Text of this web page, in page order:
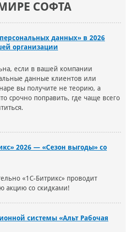
СОФТА
данных» в 2026
организации
если в вашей компании
данные клиентов или
вы получите не теорию, а
срочно поправить, где чаще всего
2026 — «Сезон выгоды» со
«1С-Битрикс» проводит
акцию со скидками!
системы «Альт Рабочая